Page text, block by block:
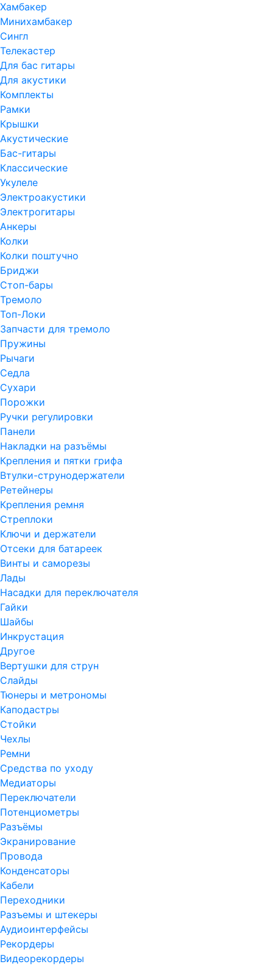
Хамбакер
Минихамбакер
Сингл
Телекастер
Для бас гитары
Для акустики
Комплекты
Рамки
Крышки
Акустические
Бас-гитары
Классические
Укулеле
Электроакустики
Электрогитары
Анкеры
Колки
Колки поштучно
Бриджи
Стоп-бары
Тремоло
Топ-Локи
Запчасти для тремоло
Пружины
Рычаги
Седла
Сухари
Порожки
Ручки регулировки
Панели
Накладки на разъёмы
Крепления и пятки грифа
Втулки-струнодержатели
Ретейнеры
Крепления ремня
Стреплоки
Ключи и держатели
Отсеки для батареек
Винты и саморезы
Лады
Насадки для переключателя
Гайки
Шайбы
Инкрустация
Другое
Вертушки для струн
Слайды
Тюнеры и метрономы
Каподастры
Стойки
Чехлы
Ремни
Средства по уходу
Медиаторы
Переключатели
Потенциометры
Разъёмы
Экранирование
Провода
Конденсаторы
Кабели
Переходники
Разъемы и штекеры
Аудиоинтерфейсы
Рекордеры
Видеорекордеры